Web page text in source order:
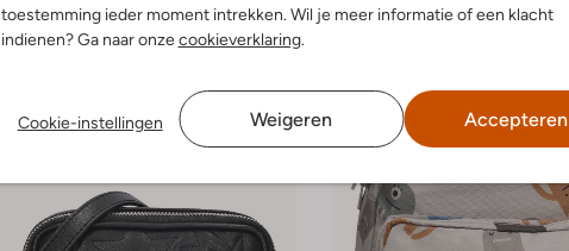
toestemming ieder moment intrekken. Wil je meer informatie of een klacht
indienen? Ga naar onzecookieverklaring.
Cookie-instellingen Weigeren Accepteren